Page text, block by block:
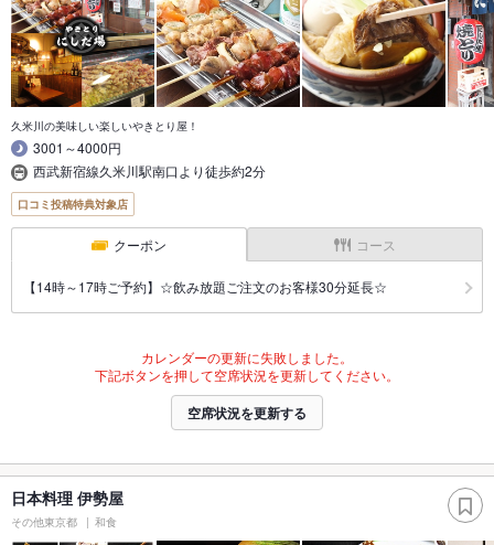
久米川の美味しい楽しいやきとり屋！
3001～4000円
西武新宿線久米川駅南口より徒歩約2分
口コミ投稿特典対象店
クーポン コース
【14時～17時ご予約】☆飲み放題ご注文のお客様30分延長☆
カレンダーの更新に失敗しました。
下記ボタンを押して空席状況を更新してください。
空席状況を更新する
日本料理 伊勢屋
その他東京都 和食